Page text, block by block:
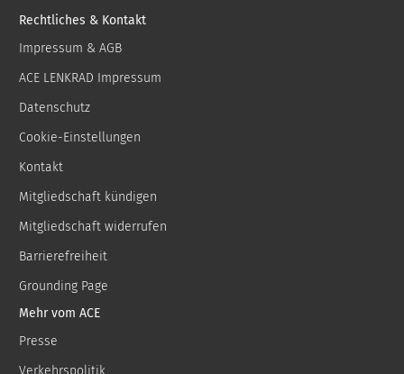
Rechtliches & Kontakt
Impressum & AGB
ACE LENKRAD Impressum
Datenschutz
Cookie-Einstellungen
Kontakt
Mitgliedschaft kündigen
Mitgliedschaft widerrufen
Barrierefreiheit
Grounding Page
Mehr vom ACE
Presse